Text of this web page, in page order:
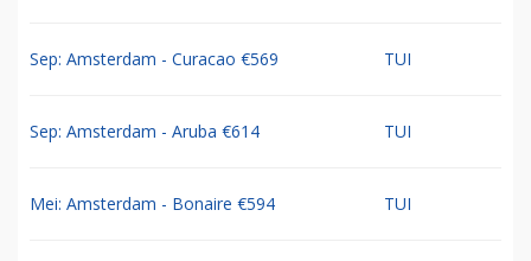
Sep: Amsterdam - Curacao €569 TUI
Sep: Amsterdam - Aruba €614 TUI
Mei: Amsterdam - Bonaire €594 TUI